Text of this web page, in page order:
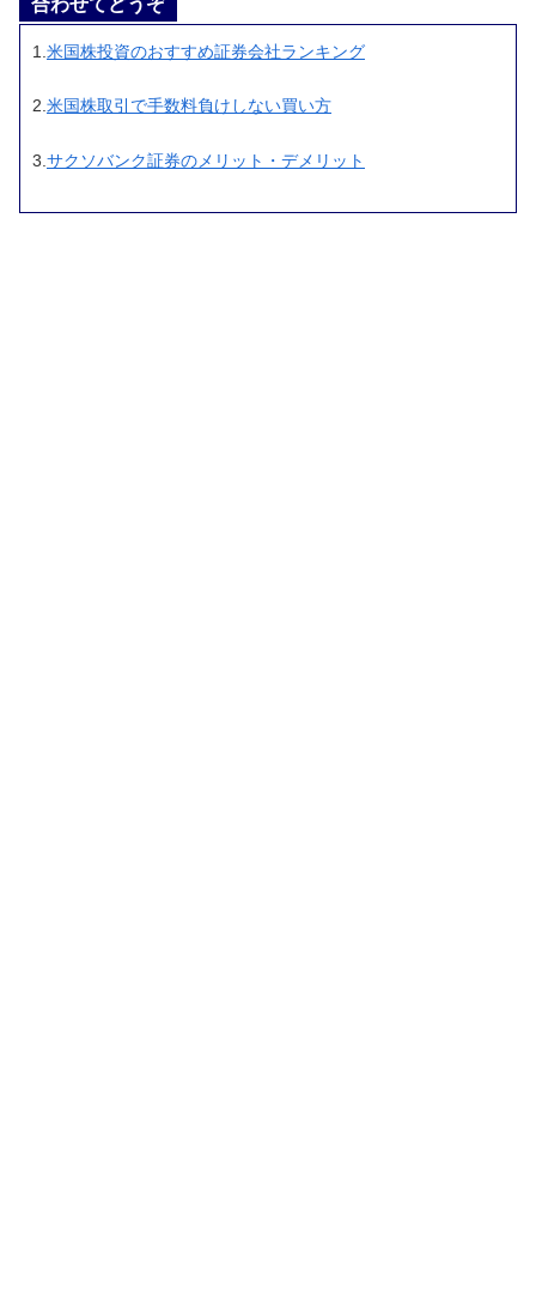
合わせてどうぞ
1.米国株投資のおすすめ証券会社ランキング
2.米国株取引で手数料負けしない買い方
3. サクソバンク証券のメリット・デメリット